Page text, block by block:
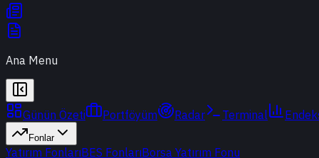
Ana Menu
Günün Özeti Portföyüm Radar Terminal
Fonlar
Yatırım FonlarıBES FonlarıBorsa Yatırım Fonu